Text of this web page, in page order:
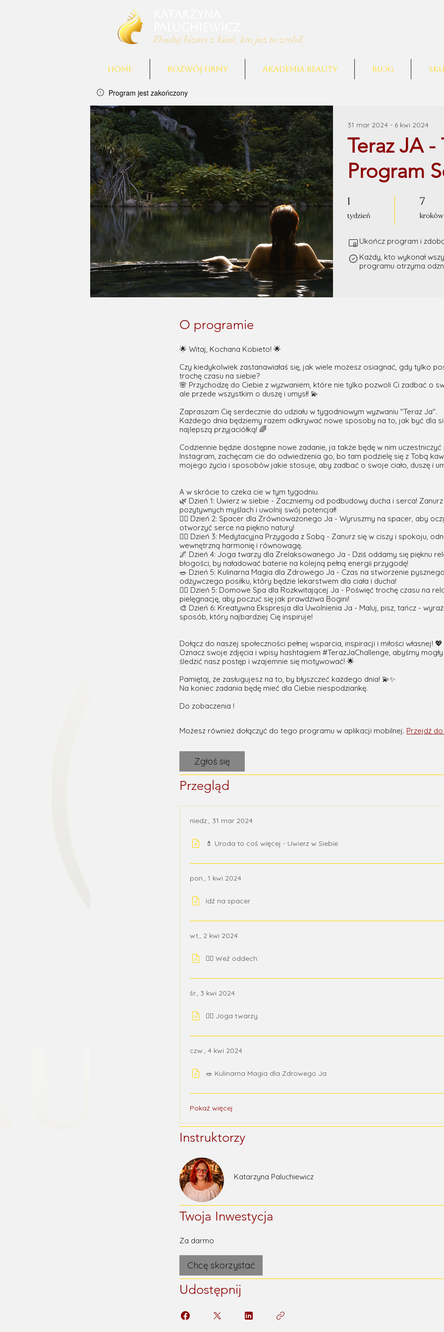
Zbuduj biznes z kimś, kto już to zrobił.
Home ROZWÓJ FIRMY AKADEMIA BEAUTY Blog
Program jest zakończony
Teraz JA
Program
31 mar 2024 - 6 kwi 2024
1
tydzień
1 tydzień 7
kroków
7 kroków
Ukończ program i
Każdy, kto wykonał
programu otrzyma
O programie
🌟 Witaj, Kochana Kobieto! 🌟
Czy kiedykolwiek zastanawiałaś się, jak wiele możesz osiagnać, gdy tylko
trochę czasu na siebie?
🌸 Przychodzę do Ciebie z wyzwaniem, które nie tylko pozwoli Ci zadbać o
ale przede wszystkim o duszę i umysł! 💫
Zapraszam Cię serdecznie do udziału w tygodniowym wyzwaniu "Teraz Ja".
Każdego dnia będziemy razem odkrywać nowe sposoby na to, jak być dla
najlepszą przyjaciółką! 🌈
Codziennie będzie dostępne nowe zadanie, ja także będę w nim
Instagram, zachęcam cie do odwiedzenia go, bo tam podzielę się z Tobą
mojego życia i sposobów jakie stosuje, aby zadbać o swoje ciało, duszę i
A w skrócie to czeka cie w tym tygodniu.
🌿 Dzień 1: Uwierz w siebie - Zaczniemy od podbudowy ducha i serca!
pozytywnych myślach i uwolnij swój potencjał!
🚶‍♀️ Dzień 2: Spacer dla Zrównoważonego Ja - Wyruszmy na spacer, aby
otworzyć serce na piękno natury!
🧘‍♀️ Dzień 3: Medytacyjna Przygoda z Sobą - Zanurz się w ciszy i spokoju,
wewnętrzną harmonię i równowagę.
🌌 Dzień 4: Joga twarzy dla Zrelaksowanego Ja - Dziś oddamy się pięknu
błogości, by naładować baterie na kolejną pełną energii przygodę!
🥗 Dzień 5: Kulinarna Magia dla Zdrowego Ja - Czas na stworzenie
odżywczego posiłku, który będzie lekarstwem dla ciała i ducha!
💆‍♀️ Dzień 5: Domowe Spa dla Rozkwitającej Ja - Poświęć trochę czasu na
pielęgnację, aby poczuć się jak prawdziwa Bogini!
🎨 Dzień 6: Kreatywna Ekspresja dla Uwolnienia Ja - Maluj, pisz, tańcz -
sposób, który najbardziej Cię inspiruje!
Dołącz do naszej społeczności pełnej wsparcia, inspiracji i miłości własnej! 💖
Oznacz swoje zdjęcia i wpisy hashtagiem #TerazJaChallenge, abyśmy
śledzić nasz postęp i wzajemnie się motywować! 🌟
Pamiętaj, że zasługujesz na to, by błyszczeć każdego dnia! 💫✨
Na koniec zadania będę mieć dla Ciebie niespodziankę.
Możesz również dołączyć do tego programu w aplikacji mobilnej. Przejdź
Zgłoś się
Przegląd
niedz., 31 mar 2024
💄 Uroda to coś więcej - Uwierz w Siebie
pon., 1 kwi 2024
Idź na spacer
wt., 2 kwi 2024
🧘‍♀️ Weź oddech.
śr., 3 kwi 2024
💆‍♀️ Joga twarzy.
czw., 4 kwi 2024
🥗 Kulinarna Magia dla Zdrowego Ja
Pokaż więcej
Instruktorzy
Katarzyna Paluchiewicz
Twoja Inwestycja
Za darmo
Chcę skorzystać
Udostępnij